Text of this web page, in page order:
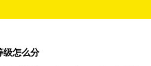
级怎么分